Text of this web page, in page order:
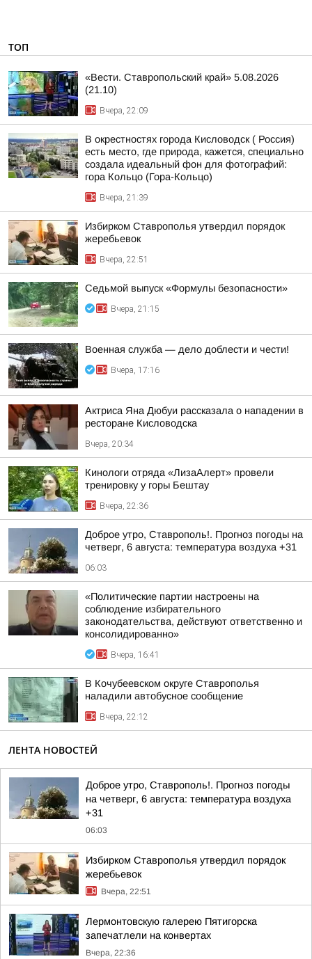
ТОП
«Вести. Ставропольский край» 5.08.2026
(21.10)
Вчера, 22:09
В окрестностях города Кисловодск ( Россия)
есть место, где природа, кажется, специально
создала идеальный фон для фотографий:
гора Кольцо (Гора-Кольцо)
Вчера, 21:39
Избирком Ставрополья утвердил порядок
жеребьевок
Вчера, 22:51
Седьмой выпуск «Формулы безопасности»
Вчера, 21:15
Военная служба — дело доблести и чести!
Вчера, 17:16
Актриса Яна Дюбуи рассказала о нападении в
ресторане Кисловодска
Вчера, 20:34
Кинологи отряда «ЛизаАлерт» провели
тренировку у горы Бештау
Вчера, 22:36
Доброе утро, Ставрополь!. Прогноз погоды на
четверг, 6 августа: температура воздуха +31
06:03
«Политические партии настроены на
соблюдение избирательного
законодательства, действуют ответственно и
консолидированно»
Вчера, 16:41
В Кочубеевском округе Ставрополья
наладили автобусное сообщение
Вчера, 22:12
ЛЕНТА НОВОСТЕЙ
Доброе утро, Ставрополь!. Прогноз погоды
на четверг, 6 августа: температура воздуха
+31
06:03
Избирком Ставрополья утвердил порядок
жеребьевок
Вчера, 22:51
Лермонтовскую галерею Пятигорска
запечатлели на конвертах
Вчера, 22:36